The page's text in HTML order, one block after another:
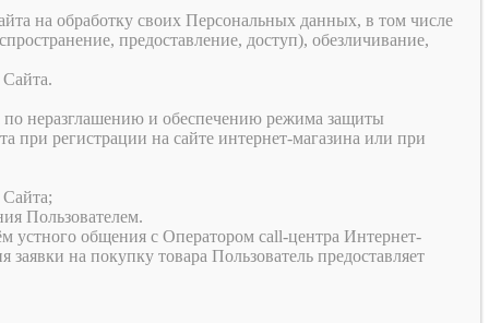
на обработку своих Персональных данных, в том числе
предоставление, доступ), обезличивание,
по неразглашению и обеспечению режима защиты
при регистрации на сайте интернет-магазина или при
Пользователем.
устного общения с Оператором call-центра Интернет-
заявки на покупку товара Пользователь предоставляет